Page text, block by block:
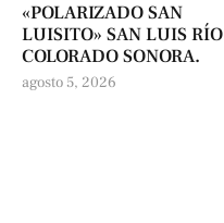
«POLARIZADO SAN
LUISITO» SAN LUIS RÍO
COLORADO SONORA.
agosto 5, 2026